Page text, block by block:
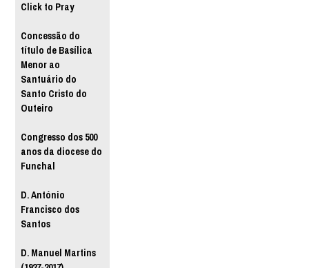
Click to Pray
Concessão do
título de Basílica
Menor ao
Santuário do
Santo Cristo do
Outeiro
Congresso dos 500
anos da diocese do
Funchal
D. António
Francisco dos
Santos
D. Manuel Martins